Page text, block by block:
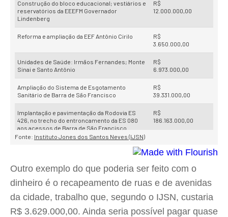
Outro exemplo do que poderia ser feito com o
dinheiro é o recapeamento de ruas e de avenidas
da cidade, trabalho que, segundo o IJSN, custaria
R$ 3.629.000,00. Ainda seria possível pagar quase